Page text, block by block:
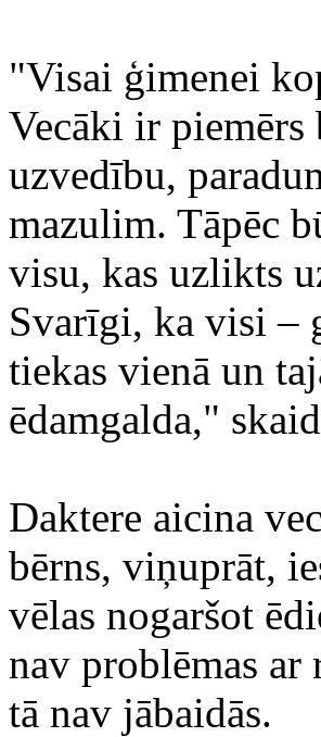
"Visai ģimenei
Vecāki ir piemērs
uzvedību,
mazulim. Tāpēc
visu, kas uzlikts
Svarīgi, ka visi –
tiekas vienā un
ēdamgalda,"
Daktere aicina
bērns, viņuprāt,
vēlas nogaršot
nav problēmas
tā nav jābaidās.